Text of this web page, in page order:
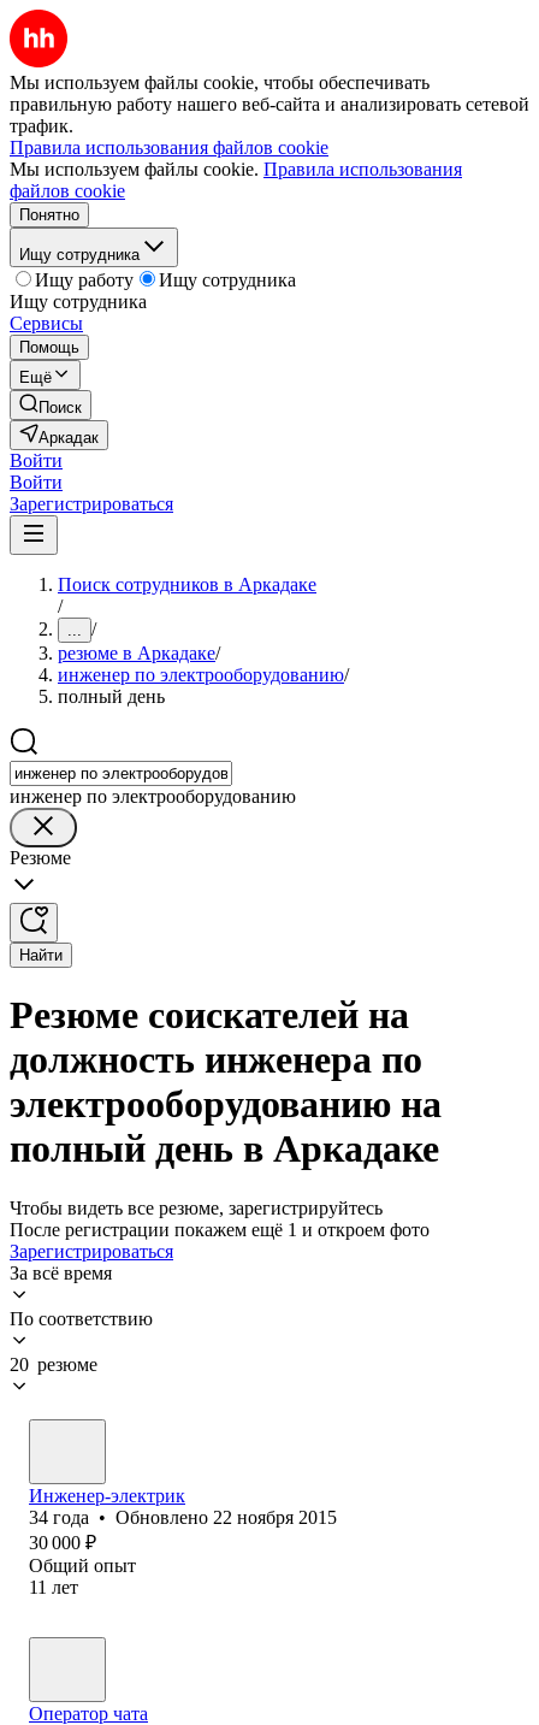
Мы используем файлы cookie, чтобы обеспечивать
правильную работу нашего веб-сайта и анализировать сетевой
трафик.
Правила использования файлов cookie
Мы используем файлы cookie. Правила использования
файлов cookie
Понятно
Ищу сотрудника
Ищу работу
Ищу сотрудника
Ищу сотрудника
Сервисы
Помощь
Ещё
Поиск
Аркадак
Войти
Войти
Зарегистрироваться
Поиск сотрудников в Аркадаке
/
... /
резюме в Аркадаке/
инженер по электрооборудованию/
полный день
инженер по электрооборудованию
Резюме
Найти
Резюме соискателей на
должность инженера по
электрооборудованию на
полный день в Аркадаке
Чтобы видеть все резюме, зарегистрируйтесь
После регистрации покажем ещё 1 и откроем фото
Зарегистрироваться
За всё время
По соответствию
20 резюме
Инженер-электрик
34 года • Обновлено 22 ноября 2015
30 000 ₽
Общий опыт
11 лет
Оператор чата